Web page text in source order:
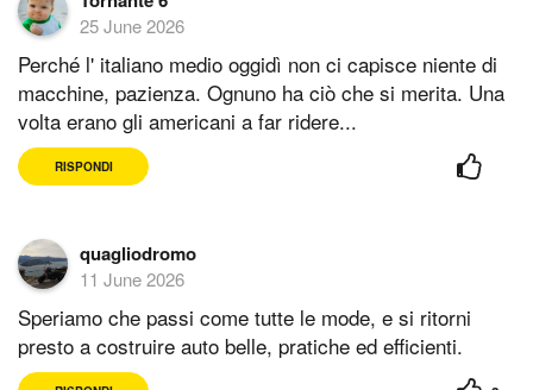
25 June 2026
Perché l' italiano medio oggidì non ci capisce niente di
macchine, pazienza. Ognuno ha ciò che si merita. Una
volta erano gli americani a far ridere...
RISPONDI
quagliodromo
11 June 2026
Speriamo che passi come tutte le mode, e si ritorni
presto a costruire auto belle, pratiche ed efficienti.